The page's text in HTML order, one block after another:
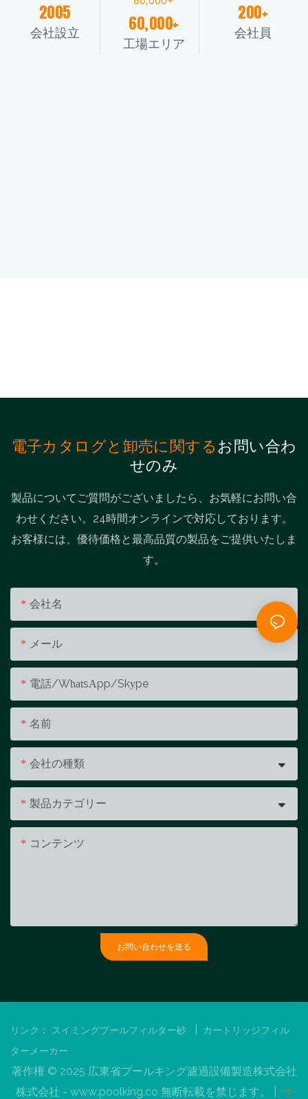
2005
会社設立 60,000+
工場エリア
200+
会社員
電子カタログと卸売に関するお問い合わ
せのみ
製品についてご質問がございましたら、お気軽にお問い合
わせください。24時間オンラインで対応しております。
お客様には、優待価格と最高品質の製品をご提供いたしま
す。
会社名
メール
電話/WhatsApp/Skype
名前
会社の種類
製品カテゴリー
コンテンツ
お問い合わせを送る
リンク： スイミングプールフィルター砂
カートリッジフィル
ターメーカー
著作権 © 2025 広東省プールキング濾過設備製造株式会社
株式会社 - www.poolking.co 無断転載を禁じます。 | サ